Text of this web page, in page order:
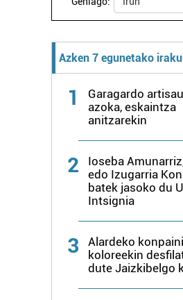
Azken 7 egunetako
1
Garagardo
azoka, eskaintza
anitzarekin
2
Ioseba
edo Izugarria
batek jasoko du
Intsignia
3
Alardeko
koloreekin
dute Jaizkibelgo